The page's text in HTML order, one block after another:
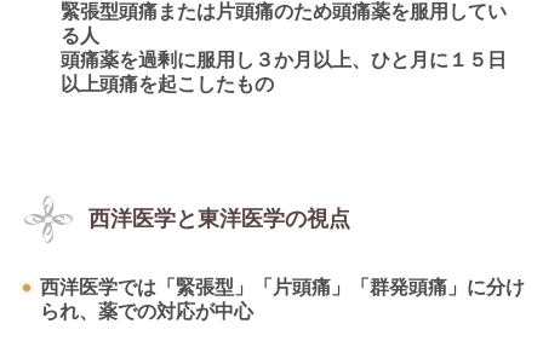
緊張型頭痛または片頭痛のため頭痛薬を服用してい
る人
頭痛薬を過剰に服用し３か月以上、ひと月に１５日
以上頭痛を起こしたもの
西洋医学と東洋医学の視点
西洋医学では「緊張型」「片頭痛」「群発頭痛」に分け
られ、薬での対応が中心